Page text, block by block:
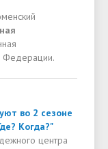
Федерации.
во 2 сезоне
Когда?"
центра